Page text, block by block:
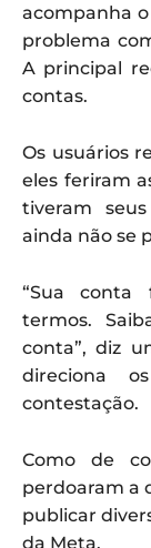
acompanha
problema
A principal
contas.
Os usuários
eles feriram
tiveram
ainda não se
“Sua conta
termos.
conta”, diz
direciona
contestação.
Como de
perdoaram a
publicar
da Meta.